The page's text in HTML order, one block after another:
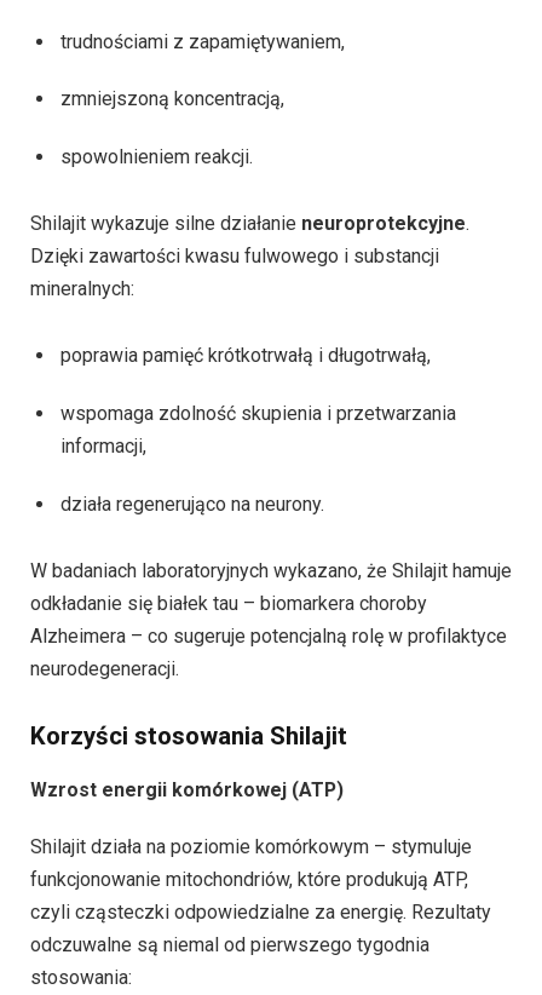
trudnościami z zapamiętywaniem,
zmniejszoną koncentracją,
spowolnieniem reakcji.
Shilajit wykazuje silne działanie neuroprotekcyjne.
Dzięki zawartości kwasu fulwowego i substancji
mineralnych:
poprawia pamięć krótkotrwałą i długotrwałą,
wspomaga zdolność skupienia i przetwarzania
informacji,
działa regenerująco na neurony.
W badaniach laboratoryjnych wykazano, że Shilajit hamuje
odkładanie się białek tau – biomarkera choroby
Alzheimera – co sugeruje potencjalną rolę w profilaktyce
neurodegeneracji.
Korzyści stosowania Shilajit
Wzrost energii komórkowej (ATP)
Shilajit działa na poziomie komórkowym – stymuluje
funkcjonowanie mitochondriów, które produkują ATP,
czyli cząsteczki odpowiedzialne za energię. Rezultaty
odczuwalne są niemal od pierwszego tygodnia
stosowania: